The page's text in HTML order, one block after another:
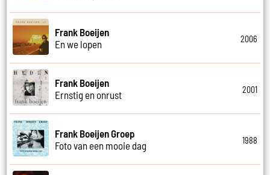
Frank Boeijen
En we lopen
2006
Frank Boeijen
Ernstig en onrust
2001
Frank Boeijen Groep
Foto van een mooie dag
1988